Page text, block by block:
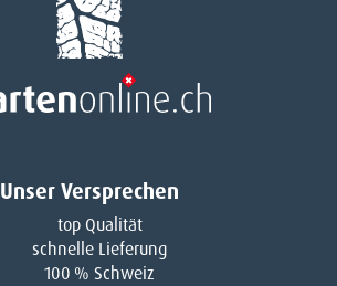
Unser Versprechen
top Qualität
schnelle Lieferung
100 % Schweiz